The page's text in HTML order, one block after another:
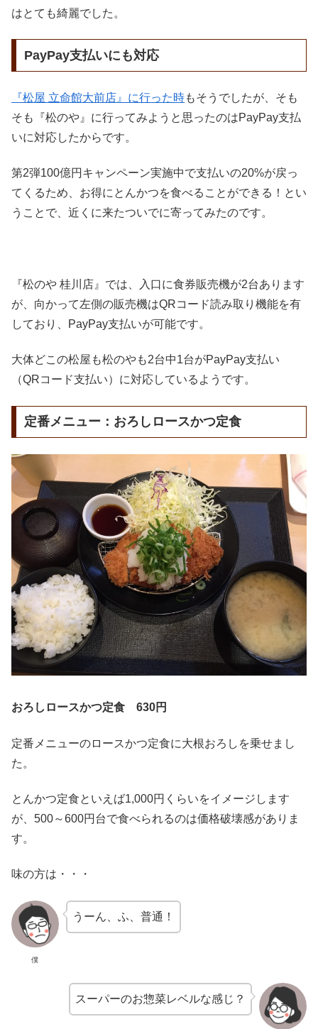
はとても綺麗でした。
PayPay支払いにも対応
『松屋 立命館大前店』に行った時もそうでしたが、そも
そも『松のや』に行ってみようと思ったのはPayPay支払
いに対応したからです。
第2弾100億円キャンペーン実施中で支払いの20%が戻っ
てくるため、お得にとんかつを食べることができる！とい
うことで、近くに来たついでに寄ってみたのです。
『松のや 桂川店』では、入口に食券販売機が2台あります
が、向かって左側の販売機はQRコード読み取り機能を有
しており、PayPay支払いが可能です。
大体どこの松屋も松のやも2台中1台がPayPay支払い
（QRコード支払い）に対応しているようです。
定番メニュー：おろしロースかつ定食
おろしロースかつ定食 630円
定番メニューのロースかつ定食に大根おろしを乗せまし
た。
とんかつ定食といえば1,000円くらいをイメージします
が、500～600円台で食べられるのは価格破壊感がありま
す。
味の方は・・・
僕
うーん、ふ、普通！
スーパーのお惣菜レベルな感じ？